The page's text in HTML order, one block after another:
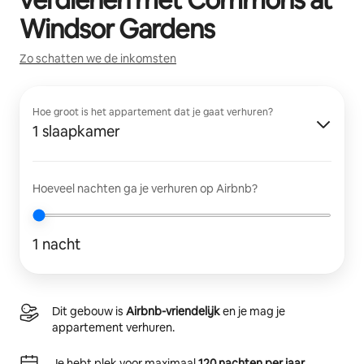
Windsor Gardens
Zo schatten we de inkomsten
Hoe groot is het appartement dat je gaat verhuren?
1 slaapkamer
Hoeveel nachten ga je verhuren op Airbnb?
1 nacht
Dit gebouw is Airbnb-vriendelijken je mag je
appartement verhuren.